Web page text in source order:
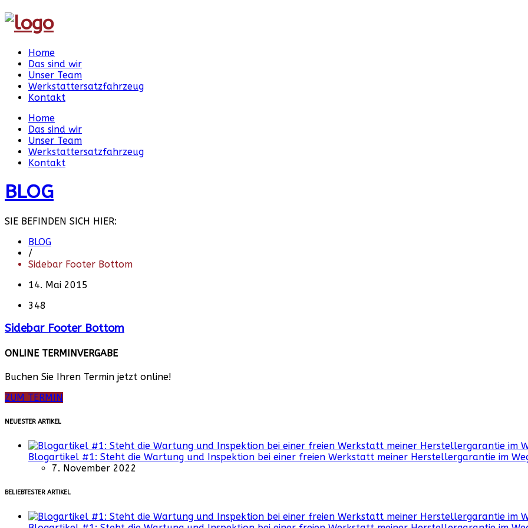
Home
Das sind wir
Unser Team
Werkstattersatzfahrzeug
Kontakt
Home
Das sind wir
Unser Team
Werkstattersatzfahrzeug
Kontakt
BLOG
SIE BEFINDEN SICH HIER:
BLOG
/
Sidebar Footer Bottom
14. Mai 2015
348
Sidebar Footer Bottom
ONLINE TERMINVERGABE
Buchen Sie Ihren Termin jetzt online!
ZUM TERMIN
NEUESTER ARTIKEL
Blogartikel #1: Steht die Wartung und Inspektion bei einer freien Werkstatt meiner Herstellergarantie im
7. November 2022
BELIEBTESTER ARTIKEL